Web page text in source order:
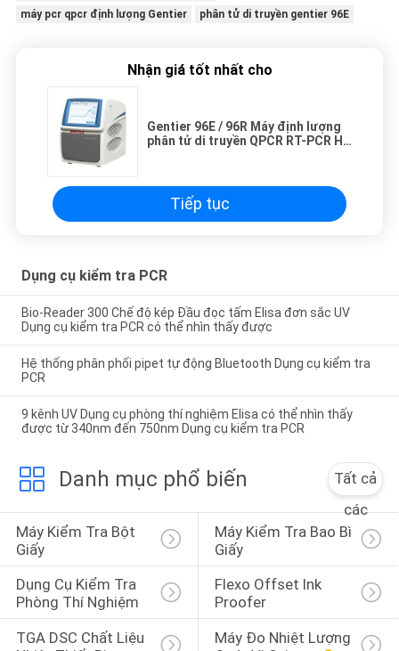
máy pcr qpcr định lượng Gentier
phân tử di truyền gentier 96E
Nhận giá tốt nhất cho
Gentier 96E / 96R Máy định lượng
phân tử di truyền QPCR RT-PCR Hệ
Tiếp tục
Dụng cụ kiểm tra PCR
Bio-Reader 300 Chế độ kép Đầu đọc tấm Elisa đơn sắc UV
Dụng cụ kiểm tra PCR có thể nhìn thấy được
Hệ thống phân phối pipet tự động Bluetooth Dụng cụ kiểm tra
PCR
9 kênh UV Dụng cụ phòng thí nghiệm Elisa có thể nhìn thấy
được từ 340nm đến 750nm Dụng cụ kiểm tra PCR
Danh mục phổ biến
Tất cả
các
Máy Kiểm Tra Bột
Giấy
Máy Kiểm Tra Bao Bì
Giấy
Dụng Cụ Kiểm Tra
Phòng Thí Nghiệm
Flexo Offset Ink
Proofer
TGA DSC Chất Liệu
Máy Đo Nhiệt Lượng